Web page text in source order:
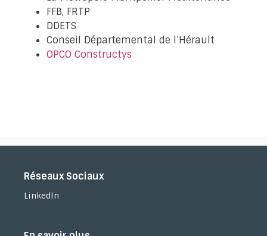
FFB, FRTP
DDETS
Conseil Départemental de l’Hérault
OPCO Constructys
Réseaux Sociaux
LinkedIn